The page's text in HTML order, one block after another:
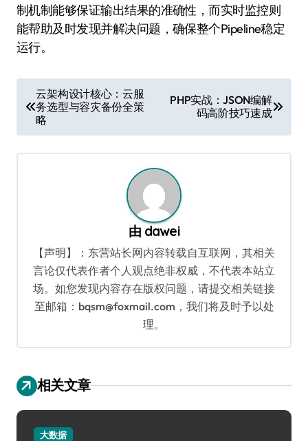
制机制能够保证输出结果的准确性，而实时监控则
能帮助及时发现并解决问题，确保整个Pipeline稳定
运行。
章
导
航
云架构设计核心：云服
务选型与容灾备份全策
略
PHP实战：JSON编解
码高阶技巧速成
由 dawei
【声明】：东营站长网内容转载自互联网，其相关
言论仅代表作者个人观点绝非权威，不代表本站立
场。如您发现内容存在版权问题，请提交相关链接
至邮箱：bqsm@foxmail.com，我们将及时予以处
理。
相关文章
大数据